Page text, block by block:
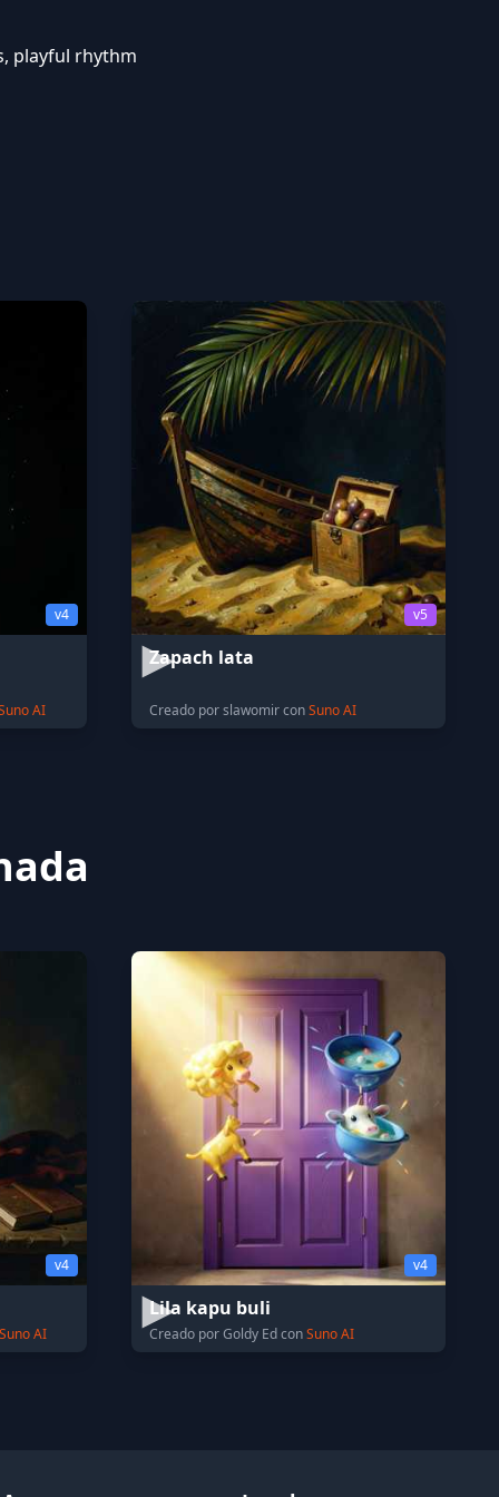
playful rhythm
v4
AI
v5
Zapach lata
Creado por slawomir conSuno AI
v4
Suno AI
v4
Lila kapu buli
Creado por Goldy Ed conSuno AI